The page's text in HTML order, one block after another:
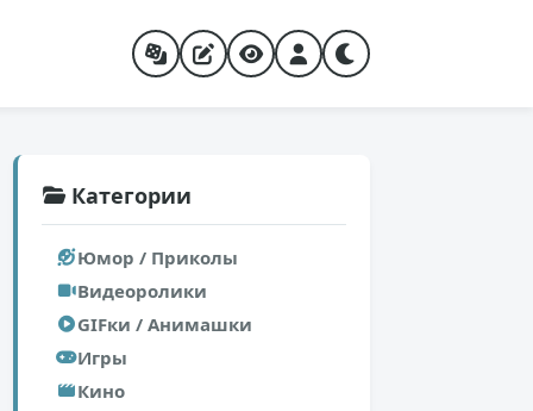
Категории
Юмор / Приколы
Видеоролики
GIFки / Анимашки
Игры
Кино